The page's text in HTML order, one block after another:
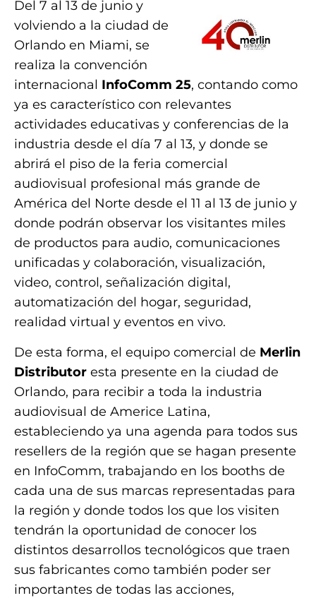
Del 7 al 13 de junio y
volviendo a la ciudad de
Orlando en Miami, se
realiza la convención
internacional InfoComm 25, contando como
ya es característico con relevantes
actividades educativas y conferencias de la
industria desde el día 7 al 13, y donde se
abrirá el piso de la feria comercial
audiovisual profesional más grande de
América del Norte desde el 11 al 13 de junio y
donde podrán observar los visitantes miles
de productos para audio, comunicaciones
unificadas y colaboración, visualización,
video, control, señalización digital,
automatización del hogar, seguridad,
realidad virtual y eventos en vivo.
De esta forma, el equipo comercial de Merlin
Distributor esta presente en la ciudad de
Orlando, para recibir a toda la industria
audiovisual de Americe Latina,
estableciendo ya una agenda para todos sus
resellers de la región que se hagan presente
en InfoComm, trabajando en los booths de
cada una de sus marcas representadas para
la región y donde todos los que los visiten
tendrán la oportunidad de conocer los
distintos desarrollos tecnológicos que traen
sus fabricantes como también poder ser
importantes de todas las acciones,